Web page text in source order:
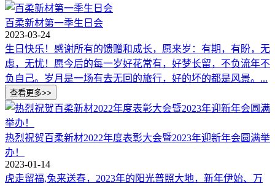
百柔新材第一季生日会
2023-03-24
生日快乐！感谢所有的馈赠和成长，愿来岁：有期，有盼，无
虑，无忧！愿今后的每一岁好花常有，好梦长留，不负流年不
负自己。岁月是一场有去无回的旅行，好的坏的都是风景。...
热烈祝贺百柔新材2022年度表彰大会暨2023年迎新年会圆满举
办！
2023-01-14
虎走留福,兔来送春，2023年的阳光普照大地，新年伊始、万